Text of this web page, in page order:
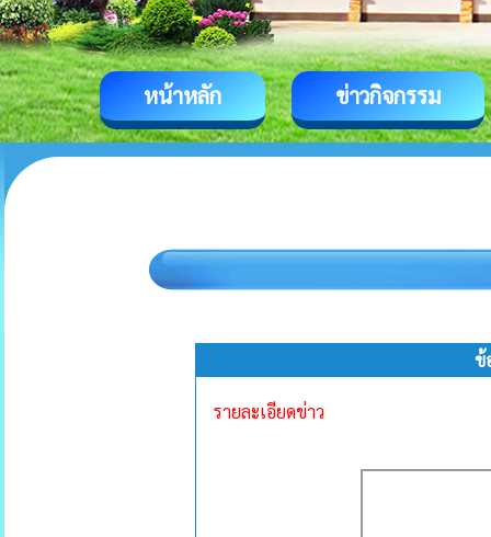
หน้าหลัก ข่าวกิจกรรม
ข้
รายละเอียดข่าว